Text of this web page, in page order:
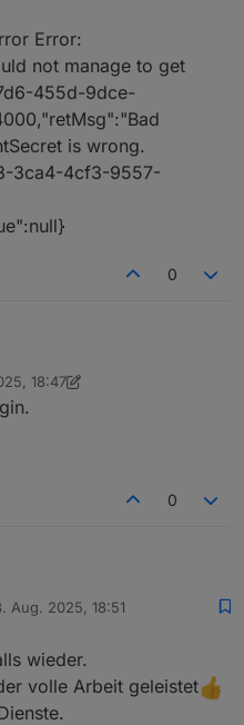
Error:
not manage to get
455d-9dce-
is wrong.
3ca4-4cf3-9557-
0
alle Datenpunkte aktualisiert
18:47
8. Aug. 2025, 20:47
0
alle Datenpunkte aktualisiert
Aug. 2025, 18:51
von
wieder.
volle Arbeit geleistet